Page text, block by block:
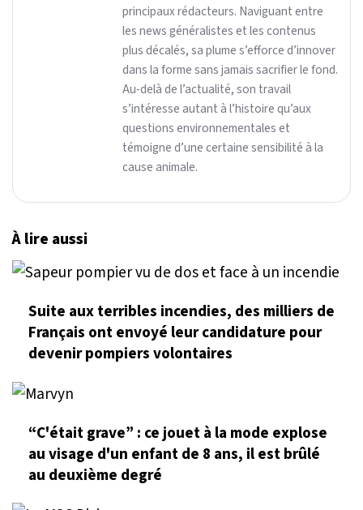
principaux rédacteurs. Naviguant entre
les news généralistes et les contenus
plus décalés, sa plume s’efforce d’innover
dans la forme sans jamais sacrifier le fond.
Au-delà de l’actualité, son travail
s’intéresse autant à l’histoire qu’aux
questions environnementales et
témoigne d’une certaine sensibilité à la
cause animale.
À lire aussi
Suite aux terribles incendies, des milliers de
Français ont envoyé leur candidature pour
devenir pompiers volontaires
“C'était grave” : ce jouet à la mode explose
au visage d'un enfant de 8 ans, il est brûlé
au deuxième degré